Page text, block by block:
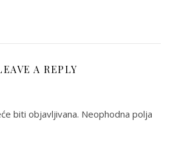
A REPLY
biti objavljivana. Neophodna polja